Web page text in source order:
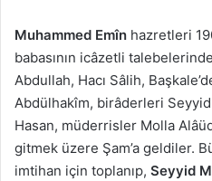
Muhammed Emîn hazretleri
babasının icâzetli
Abdullah, Hacı Sâlih,
Abdülhakîm, birâderleri
Hasan, müderrisler Molla
gitmek üzere Şam’a geldiler.
imtihan için toplanıp, Seyyid